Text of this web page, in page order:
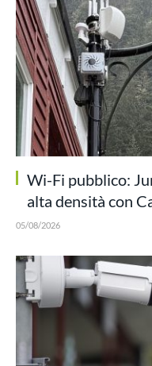
Wi-Fi pubblico:
alta densità con
05/08/2026